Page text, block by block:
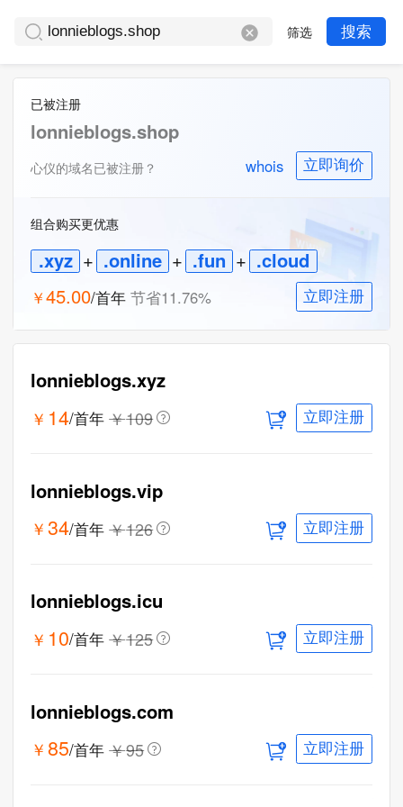
筛选 搜索
已被注册
lonnieblogs.shop
心仪的域名已被注册？ whois 立即询价
组合购买更优惠
.xyz + .online + .fun + .cloud
￥45.00/首年 节省11.76% 立即注册
lonnieblogs.xyz
￥ 14/首年 ￥109 立即注册
lonnieblogs.vip
￥ 34/首年 ￥126 立即注册
lonnieblogs.icu
￥ 10/首年 ￥125 立即注册
lonnieblogs.com
￥ 85/首年 ￥95 立即注册